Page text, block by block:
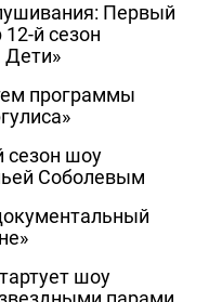
Первый
й сезон
Дети»
программы
сезон шоу
Соболевым
шоу